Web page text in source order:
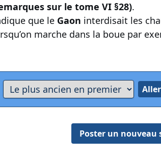
sur le tome VI §28).
que le Gaon interdisait les
marche dans la boue par
Poster un nouveau